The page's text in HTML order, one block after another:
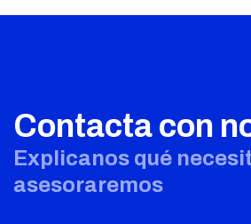
Contacta con
Explicanos qué
asesoraremos